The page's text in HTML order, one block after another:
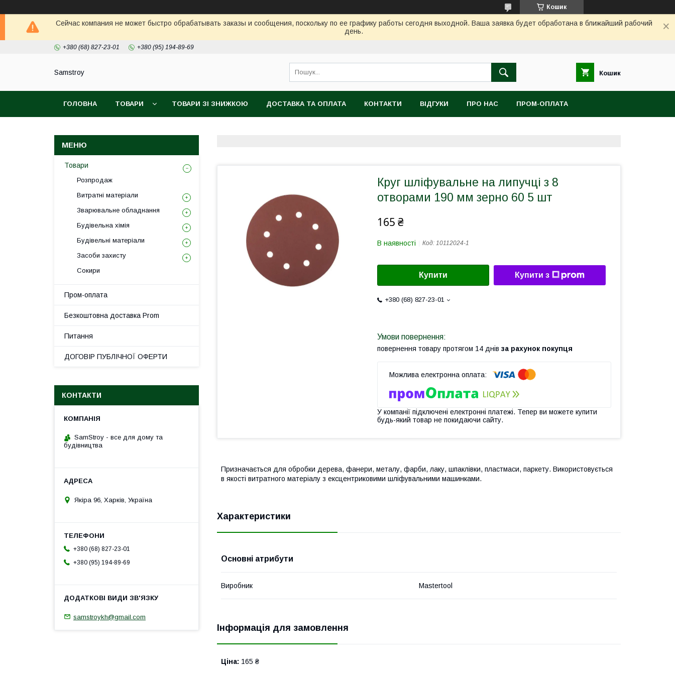
Кошик
Сейчас компания не может быстро обрабатывать заказы и сообщения, поскольку по ее графику работы сегодня выходной. Ваша заявка будет обработана в ближайший рабочий
день.
+380 (68) 827-23-01 +380 (95) 194-89-69
Samstroy Кошик
ГОЛОВНА ТОВАРИ ТОВАРИ ЗІ ЗНИЖКОЮ ДОСТАВКА ТА ОПЛАТА КОНТАКТИ ВІДГУКИ ПРО НАС ПРОМ-ОПЛАТА
Круг шліфувальне на липучці з 8
отворами 190 мм зерно 60 5 шт
165 ₴
В наявності Код: 10112024-1
Купити Купити з
+380 (68) 827-23-01
повернення товару протягом 14 днів за рахунок покупця
У компанії підключені електронні платежі. Тепер ви можете купити
будь-який товар не покидаючи сайту.
Призначається для обробки дерева, фанери, металу, фарби, лаку, шпаклівки, пластмаси, паркету. Використовується
в якості витратного матеріалу з ексцентриковими шліфувальними машинками.
Характеристики
Основні атрибути
Виробник Mastertool
Інформація для замовлення
Ціна: 165 ₴
Товари
Розпродаж
Витратні матеріали
Зварювальне обладнання
Будівельна хімія
Будівельні матеріали
Засоби захисту
Сокири
Пром-оплата
Безкоштовна доставка Prom
Питання
ДОГОВІР ПУБЛІЧНОЇ ОФЕРТИ
КОНТАКТИ
SamStroy - все для дому та
будівництва
Якіра 96, Харків, Україна
+380 (68) 827-23-01
+380 (95) 194-89-69
samstroykh@gmail.com